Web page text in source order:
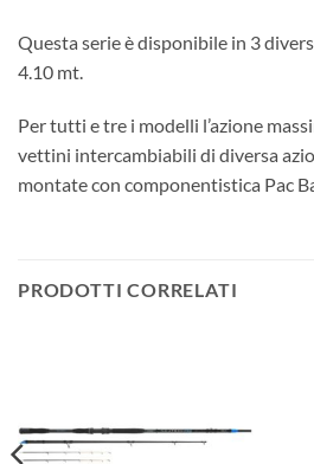
Questa serie è disponibile in 3
4.10 mt.
Per tutti e tre i modelli l’azione
vettini intercambiabili di diversa
montate con componentistica Pac
PRODOTTI CORRELATI